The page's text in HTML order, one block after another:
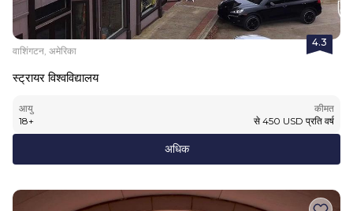
4.3
वाशिंगटन, अमेरिका
स्ट्रायर विश्वविद्यालय
आयु
18+
कीमत
से 450 USD प्रति वर्ष
अधिक